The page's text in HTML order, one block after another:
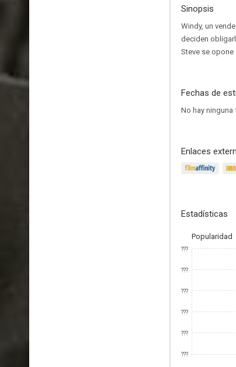
Sinopsis
Windy, un
deciden
Steve se opone
Fechas de
No hay ninguna
Enlaces
Estadísticas
Popularidad
???
???
???
???
???
???